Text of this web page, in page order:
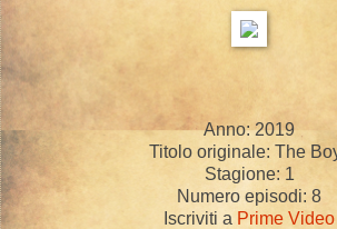
Anno: 2019
Titolo originale: The
Stagione: 1
Numero episodi: 8
Iscriviti a Prime Video